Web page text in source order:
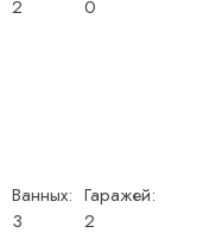
2
0
Ванных:
3
Гаражей:
2